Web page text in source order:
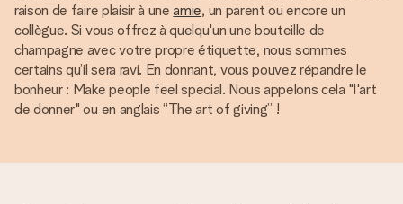
raison de faire plaisir à uneamie, un parent ou encore un
collègue. Si vous offrez à quelqu'un une bouteille de
champagne avec votre propre étiquette, nous sommes
certains qu’il sera ravi. En donnant, vous pouvez répandre le
bonheur : Make people feel special. Nous appelons cela "l'art
de donner" ou en anglais “The art of giving” !